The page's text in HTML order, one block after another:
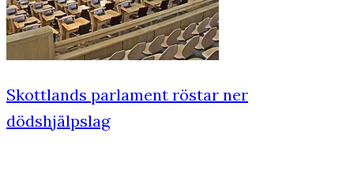
Skottlands parlament röstar ner
dödshjälpslag